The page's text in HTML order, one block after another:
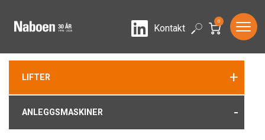
LinkedIn
Kontakt Search
0
LIFTER +
ANLEGGSMASKINER -